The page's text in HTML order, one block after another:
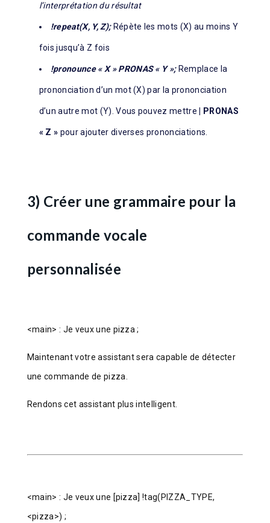
l’interprétation du résultat
!repeat(X, Y, Z); Répète les mots (X) au moins Y
fois jusqu’à Z fois
!pronounce « X » PRONAS « Y »; Remplace la
prononciation d’un mot (X) par la prononciation
d’un autre mot (Y). Vous pouvez mettre | PRONAS
« Z » pour ajouter diverses prononciations.
3) Créer une grammaire pour la
commande vocale
personnalisée
<main> : Je veux une pizza ;
Maintenant votre assistant sera capable de détecter
une commande de pizza.
Rendons cet assistant plus intelligent.
<main> : Je veux une [pizza] !tag(PIZZA_TYPE,
<pizza>) ;